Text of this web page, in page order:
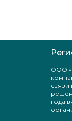
ООО
года